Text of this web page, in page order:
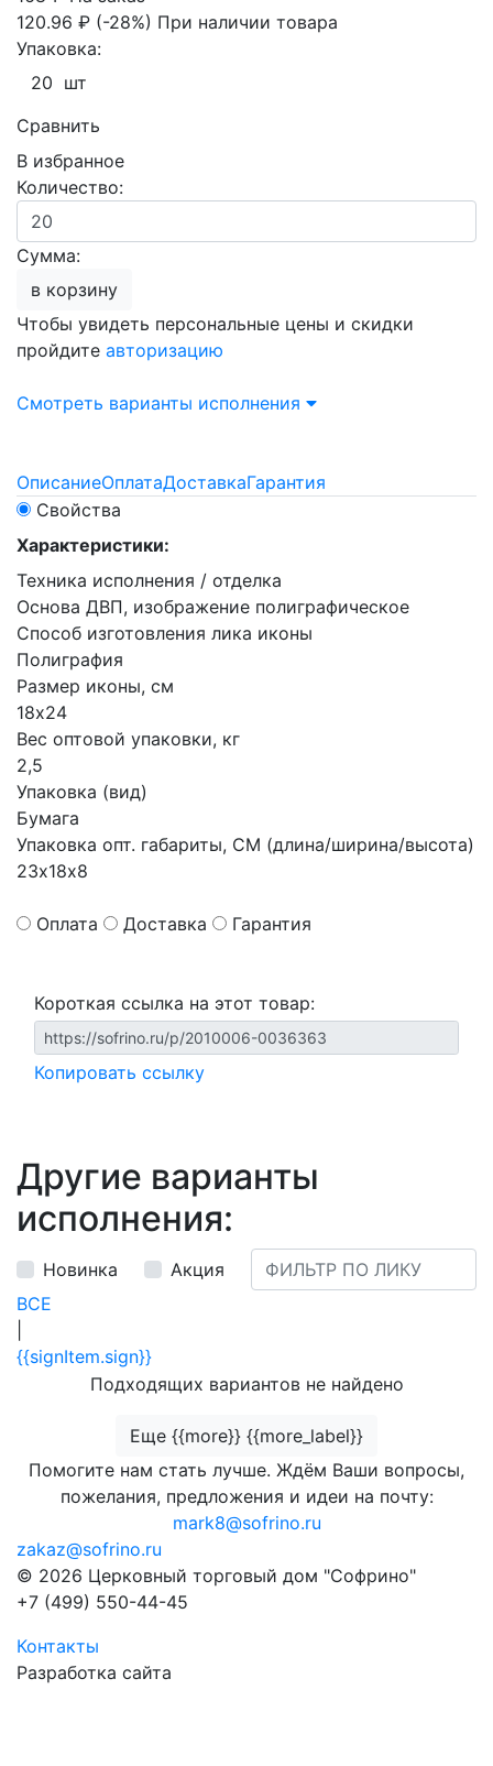
120.96 ₽ (-28%) При наличии товара
Упаковка:
20 шт
Сравнить
В избранное
Количество:
Сумма:
в корзину
Чтобы увидеть персональные цены и скидки
пройдите авторизацию
Смотреть варианты исполнения
ОписаниеОплатаДоставкаГарантия
Свойства
Характеристики:
Техника исполнения / отделка
Основа ДВП, изображение полиграфическое
Способ изготовления лика иконы
Полиграфия
Размер иконы, см
18х24
Вес оптовой упаковки, кг
2,5
Упаковка (вид)
Бумага
Упаковка опт. габариты, СМ (длина/ширина/высота)
23х18х8
Оплата Доставка Гарантия
Короткая ссылка на этот товар:
Копировать ссылку
Другие варианты
исполнения:
Новинка
Акция
ВСЕ
{{signItem.sign}}
Подходящих вариантов не найдено
Еще {{more}} {{more_label}}
Помогите нам стать лучше. Ждём Ваши вопросы,
пожелания, предложения и идеи на почту:
mark8@sofrino.ru
zakaz@sofrino.ru
© 2026 Церковный торговый дом "Софрино"
+7 (499) 550-44-45
Контакты
Разработка сайта